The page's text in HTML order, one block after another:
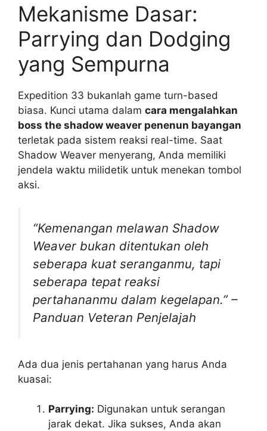
Mekanisme Dasar:
Parrying dan Dodging
yang Sempurna
Expedition 33 bukanlah game turn-based
biasa. Kunci utama dalam cara mengalahkan
boss the shadow weaver penenun bayangan
terletak pada sistem reaksi real-time. Saat
Shadow Weaver menyerang, Anda memiliki
jendela waktu milidetik untuk menekan tombol
aksi.
“Kemenangan melawan Shadow
Weaver bukan ditentukan oleh
seberapa kuat seranganmu, tapi
seberapa tepat reaksi
pertahananmu dalam kegelapan.” –
Panduan Veteran Penjelajah
Ada dua jenis pertahanan yang harus Anda
kuasai:
Parrying: Digunakan untuk serangan
jarak dekat. Jika sukses, Anda akan